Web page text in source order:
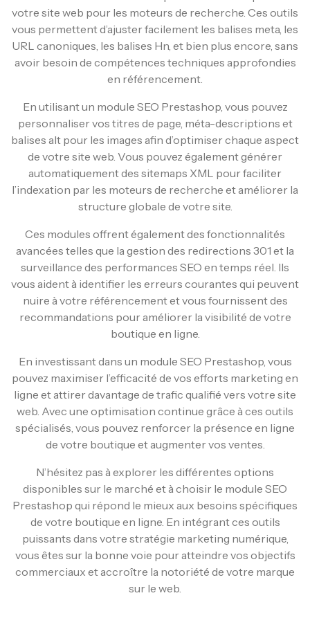
votre site web pour les moteurs de recherche. Ces outils
vous permettent d’ajuster facilement les balises meta, les
URL canoniques, les balises Hn, et bien plus encore, sans
avoir besoin de compétences techniques approfondies
en référencement.
En utilisant un module SEO Prestashop, vous pouvez
personnaliser vos titres de page, méta-descriptions et
balises alt pour les images afin d’optimiser chaque aspect
de votre site web. Vous pouvez également générer
automatiquement des sitemaps XML pour faciliter
l’indexation par les moteurs de recherche et améliorer la
structure globale de votre site.
Ces modules offrent également des fonctionnalités
avancées telles que la gestion des redirections 301 et la
surveillance des performances SEO en temps réel. Ils
vous aident à identifier les erreurs courantes qui peuvent
nuire à votre référencement et vous fournissent des
recommandations pour améliorer la visibilité de votre
boutique en ligne.
En investissant dans un module SEO Prestashop, vous
pouvez maximiser l’efficacité de vos efforts marketing en
ligne et attirer davantage de trafic qualifié vers votre site
web. Avec une optimisation continue grâce à ces outils
spécialisés, vous pouvez renforcer la présence en ligne
de votre boutique et augmenter vos ventes.
N’hésitez pas à explorer les différentes options
disponibles sur le marché et à choisir le module SEO
Prestashop qui répond le mieux aux besoins spécifiques
de votre boutique en ligne. En intégrant ces outils
puissants dans votre stratégie marketing numérique,
vous êtes sur la bonne voie pour atteindre vos objectifs
commerciaux et accroître la notoriété de votre marque
sur le web.